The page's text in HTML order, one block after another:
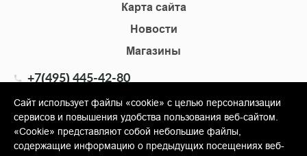
Карта сайта
Новости
Магазины
+7(495) 445-42-80
info@shopkm.ru
Сайт использует файлы «cookie» с целью персонализации
сервисов и повышения удобства пользования веб-сайтом.
«Cookie» представляют собой небольшие файлы,
содержащие информацию о предыдущих посещениях веб-